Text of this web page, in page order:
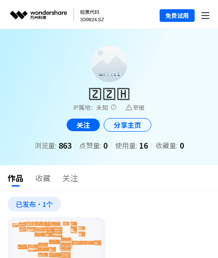
免费试用
🇿 🇿 🇭
IP属地：未知 举报
关注 分享主页
浏览量: 863 点赞量: 0 使用量: 16 收藏量: 0
作品 收藏 关注
已发布·1个